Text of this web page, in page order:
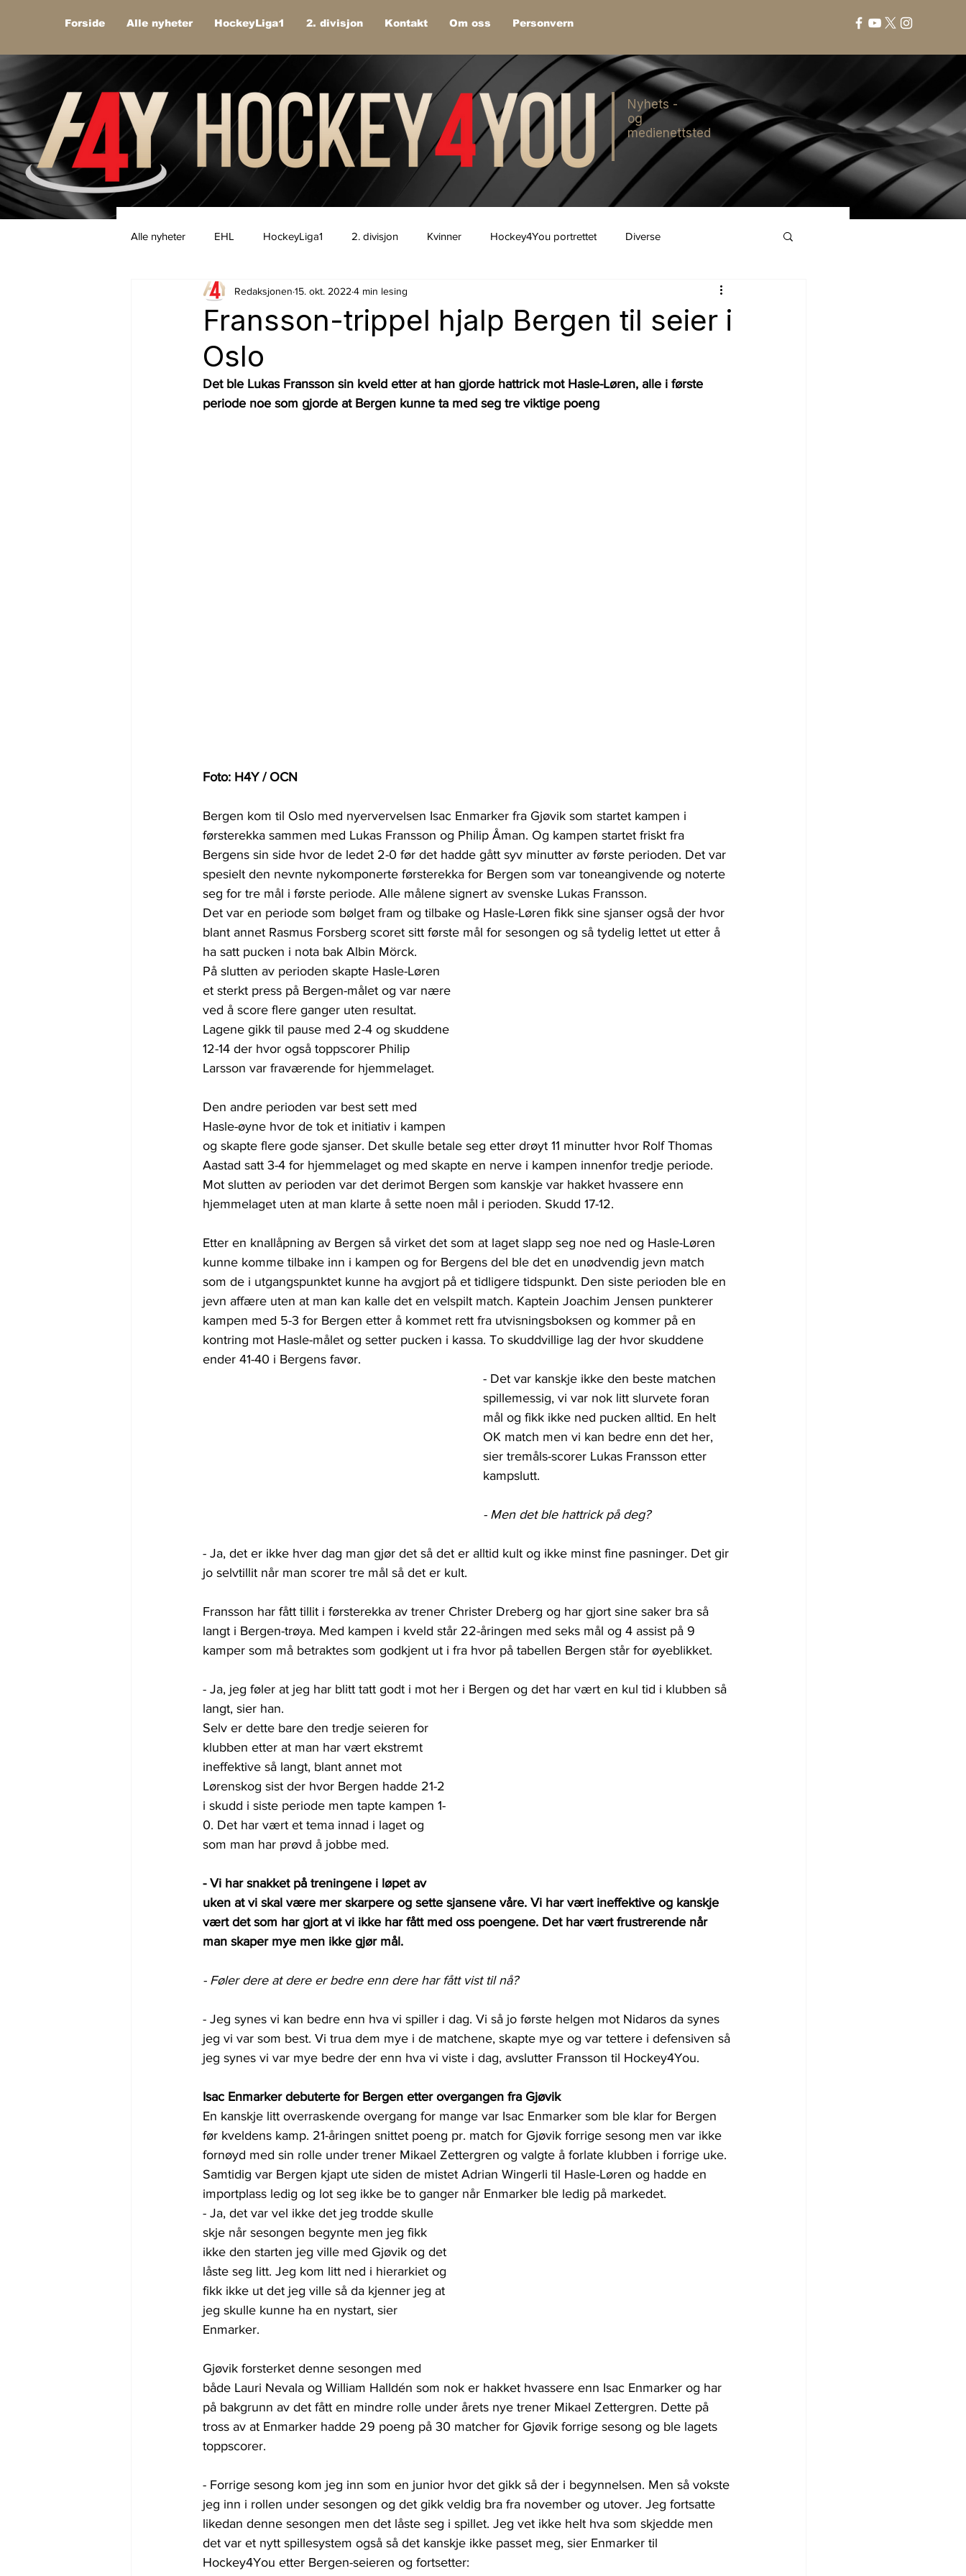
Forside Alle nyheter HockeyLiga1 2. divisjon Kontakt Om oss Personvern
Nyhets -
og
medienettsted
Alle nyheter EHL HockeyLiga1 2. divisjon Kvinner Hockey4You portrettet Diverse
Fransson-trippel hjalp Bergen til seier i
Oslo
Redaksjonen 15. okt. 2022 4 min lesing
Det ble Lukas Fransson sin kveld etter at han gjorde hattrick mot Hasle-Løren, alle i første
periode noe som gjorde at Bergen kunne ta med seg tre viktige poeng
Foto: H4Y / OCN
Bergen kom til Oslo med nyervervelsen Isac Enmarker fra Gjøvik som startet kampen i
førsterekka sammen med Lukas Fransson og Philip Åman. Og kampen startet friskt fra
Bergens sin side hvor de ledet 2-0 før det hadde gått syv minutter av første perioden. Det var
spesielt den nevnte nykomponerte førsterekka for Bergen som var toneangivende og noterte
seg for tre mål i første periode. Alle målene signert av svenske Lukas Fransson.
Det var en periode som bølget fram og tilbake og Hasle-Løren fikk sine sjanser også der hvor
blant annet Rasmus Forsberg scoret sitt første mål for sesongen og så tydelig lettet ut etter å
ha satt pucken i nota bak Albin Mörck.
På slutten av perioden skapte Hasle-Løren
et sterkt press på Bergen-målet og var nære
ved å score flere ganger uten resultat.
Lagene gikk til pause med 2-4 og skuddene
12-14 der hvor også toppscorer Philip
Larsson var fraværende for hjemmelaget.
Den andre perioden var best sett med
Hasle-øyne hvor de tok et initiativ i kampen
og skapte flere gode sjanser. Det skulle betale seg etter drøyt 11 minutter hvor Rolf Thomas
Aastad satt 3-4 for hjemmelaget og med skapte en nerve i kampen innenfor tredje periode.
Mot slutten av perioden var det derimot Bergen som kanskje var hakket hvassere enn
hjemmelaget uten at man klarte å sette noen mål i perioden. Skudd 17-12.
Etter en knallåpning av Bergen så virket det som at laget slapp seg noe ned og Hasle-Løren
kunne komme tilbake inn i kampen og for Bergens del ble det en unødvendig jevn match
som de i utgangspunktet kunne ha avgjort på et tidligere tidspunkt. Den siste perioden ble en
jevn affære uten at man kan kalle det en velspilt match. Kaptein Joachim Jensen punkterer
kampen med 5-3 for Bergen etter å kommet rett fra utvisningsboksen og kommer på en
kontring mot Hasle-målet og setter pucken i kassa. To skuddvillige lag der hvor skuddene
ender 41-40 i Bergens favør.
- Det var kanskje ikke den beste matchen
spillemessig, vi var nok litt slurvete foran
mål og fikk ikke ned pucken alltid. En helt
OK match men vi kan bedre enn det her,
sier tremåls-scorer Lukas Fransson etter
kampslutt.
- Men det ble hattrick på deg?
- Ja, det er ikke hver dag man gjør det så det er alltid kult og ikke minst fine pasninger. Det gir
jo selvtillit når man scorer tre mål så det er kult.
Fransson har fått tillit i førsterekka av trener Christer Dreberg og har gjort sine saker bra så
langt i Bergen-trøya. Med kampen i kveld står 22-åringen med seks mål og 4 assist på 9
kamper som må betraktes som godkjent ut i fra hvor på tabellen Bergen står for øyeblikket.
- Ja, jeg føler at jeg har blitt tatt godt i mot her i Bergen og det har vært en kul tid i klubben så
langt, sier han.
Selv er dette bare den tredje seieren for
klubben etter at man har vært ekstremt
ineffektive så langt, blant annet mot
Lørenskog sist der hvor Bergen hadde 21-2
i skudd i siste periode men tapte kampen 1-
0. Det har vært et tema innad i laget og
som man har prøvd å jobbe med.
- Vi har snakket på treningene i løpet av
uken at vi skal være mer skarpere og sette sjansene våre. Vi har vært ineffektive og kanskje
vært det som har gjort at vi ikke har fått med oss poengene. Det har vært frustrerende når
man skaper mye men ikke gjør mål.
- Føler dere at dere er bedre enn dere har fått vist til nå?
- Jeg synes vi kan bedre enn hva vi spiller i dag. Vi så jo første helgen mot Nidaros da synes
jeg vi var som best. Vi trua dem mye i de matchene, skapte mye og var tettere i defensiven så
jeg synes vi var mye bedre der enn hva vi viste i dag, avslutter Fransson til Hockey4You.
Isac Enmarker debuterte for Bergen etter overgangen fra Gjøvik
En kanskje litt overraskende overgang for mange var Isac Enmarker som ble klar for Bergen
før kveldens kamp. 21-åringen snittet poeng pr. match for Gjøvik forrige sesong men var ikke
fornøyd med sin rolle under trener Mikael Zettergren og valgte å forlate klubben i forrige uke.
Samtidig var Bergen kjapt ute siden de mistet Adrian Wingerli til Hasle-Løren og hadde en
importplass ledig og lot seg ikke be to ganger når Enmarker ble ledig på markedet.
- Ja, det var vel ikke det jeg trodde skulle
skje når sesongen begynte men jeg fikk
ikke den starten jeg ville med Gjøvik og det
låste seg litt. Jeg kom litt ned i hierarkiet og
fikk ikke ut det jeg ville så da kjenner jeg at
jeg skulle kunne ha en nystart, sier
Enmarker.
Gjøvik forsterket denne sesongen med
både Lauri Nevala og William Halldén som nok er hakket hvassere enn Isac Enmarker og har
på bakgrunn av det fått en mindre rolle under årets nye trener Mikael Zettergren. Dette på
tross av at Enmarker hadde 29 poeng på 30 matcher for Gjøvik forrige sesong og ble lagets
toppscorer.
- Forrige sesong kom jeg inn som en junior hvor det gikk så der i begynnelsen. Men så vokste
jeg inn i rollen under sesongen og det gikk veldig bra fra november og utover. Jeg fortsatte
likedan denne sesongen men det låste seg i spillet. Jeg vet ikke helt hva som skjedde men
det var et nytt spillesystem også så det kanskje ikke passet meg, sier Enmarker til
Hockey4You etter Bergen-seieren og fortsetter: